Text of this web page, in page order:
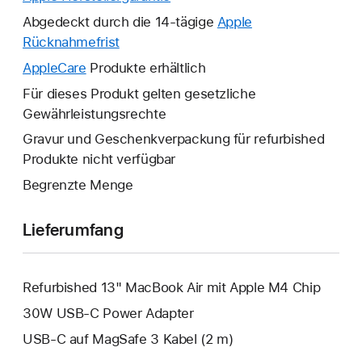
neues
geöffnet.
Abgedeckt durch die 14-tägige Apple
RücknahmefristEin
neues
wird
geöffnet.
AppleCare Ein
neues
Fenster
geöffnet.
Produkte erhältlich
Für dieses Produkt gelten gesetzliche
Gewährleistungsrechte
Gravur und Geschenkverpackung für refurbished
Produkte nicht verfügbar
Begrenzte Menge
Lieferumfang
Refurbished 13" MacBook Air mit Apple M4 Chip
30W USB‑C Power Adapter
USB‑C auf MagSafe 3 Kabel (2 m)